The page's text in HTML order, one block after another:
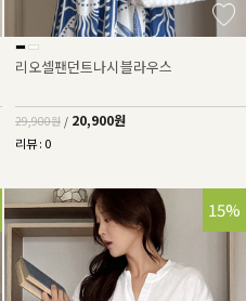
리오셀팬던트나시블라우스
29,900원 / 20,900원
리뷰 : 0
15%